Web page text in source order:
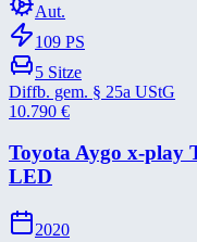
Aut.
109 PS
5 Sitze
Diffb. gem. § 25a UStG
10.790 €
Toyota Aygo x-​play
LED
2020